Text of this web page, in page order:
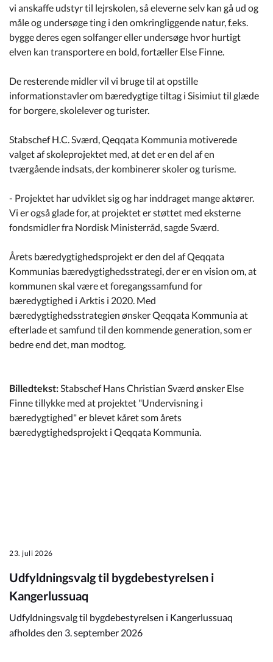
vi anskaffe udstyr til lejrskolen, så eleverne selv kan gå ud og
måle og undersøge ting i den omkringliggende natur, f.eks.
bygge deres egen solfanger eller undersøge hvor hurtigt
elven kan transportere en bold, fortæller Else Finne.
De resterende midler vil vi bruge til at opstille
informationstavler om bæredygtige tiltag i Sisimiut til glæde
for borgere, skolelever og turister.
Stabschef H.C. Sværd, Qeqqata Kommunia motiverede
valget af skoleprojektet med, at det er en del af en
tværgående indsats, der kombinerer skoler og turisme.
- Projektet har udviklet sig og har inddraget mange aktører.
Vi er også glade for, at projektet er støttet med eksterne
fondsmidler fra Nordisk Ministerråd, sagde Sværd.
Årets bæredygtighedsprojekt er den del af Qeqqata
Kommunias bæredygtighedsstrategi, der er en vision om, at
kommunen skal være et foregangssamfund for
bæredygtighed i Arktis i 2020. Med
bæredygtighedsstrategien ønsker Qeqqata Kommunia at
efterlade et samfund til den kommende generation, som er
bedre end det, man modtog.
Billedtekst:Stabschef Hans Christian Sværd ønsker Else
Finne tillykke med at projektet "Undervisning i
bæredygtighed" er blevet kåret som årets
bæredygtighedsprojekt i Qeqqata Kommunia.
23. juli 2026
Udfyldningsvalg til bygdebestyrelsen i
Kangerlussuaq
Udfyldningsvalg til bygdebestyrelsen i Kangerlussuaq
afholdes den 3. september 2026